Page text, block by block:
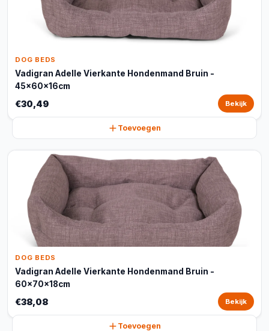
DOG BEDS
Vadigran Adelle Vierkante Hondenmand Bruin -
45x60x16cm
€30,49 Bekijk
Toevoegen
DOG BEDS
Vadigran Adelle Vierkante Hondenmand Bruin -
60x70x18cm
€38,08 Bekijk
Toevoegen